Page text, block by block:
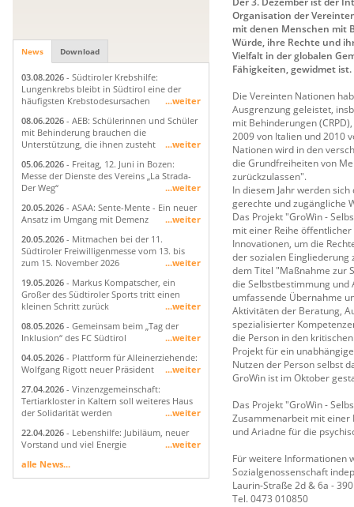
News Download
03.08.2026 - Südtiroler Krebshilfe:
Lungenkrebs bleibt in Südtirol eine der
häufigsten Krebstodesursachen
...weiter
08.06.2026 - AEB: Schülerinnen und Schüler
mit Behinderung brauchen die
Unterstützung, die ihnen zusteht
...weiter
05.06.2026 - Freitag, 12. Juni in Bozen:
Messe der Dienste des Vereins „La Strada-
Der Weg“
...weiter
20.05.2026 - ASAA: Sente-Mente - Ein neuer
Ansatz im Umgang mit Demenz
...weiter
20.05.2026 - Mitmachen bei der 11.
Südtiroler Freiwilligenmesse vom 13. bis
zum 15. November 2026
...weiter
19.05.2026 - Markus Kompatscher, ein
Großer des Südtiroler Sports tritt einen
kleinen Schritt zurück
...weiter
08.05.2026 - Gemeinsam beim „Tag der
Inklusion“ des FC Südtirol
...weiter
04.05.2026 - Plattform für Alleinerziehende:
Wolfgang Rigott neuer Präsident
...weiter
27.04.2026 - Vinzenzgemeinschaft:
Tertiarkloster in Kaltern soll weiteres Haus
der Solidarität werden
...weiter
22.04.2026 - Lebenshilfe: Jubiläum, neuer
Vorstand und viel Energie
...weiter
alle News...
Organisation der
mit denen Menschen mit
Würde, ihre Rechte und
Vielfalt in der globalen
Fähigkeiten, gewidmet ist.
Die Vereinten Nationen
Ausgrenzung geleistet,
mit Behinderungen
2009 von Italien und 2010
Nationen wird in den
die Grundfreiheiten von
zurückzulassen".
In diesem Jahr werden
gerechte und zugängliche
Das Projekt "GroWin -
mit einer Reihe
Innovationen, um die
der sozialen
dem Titel "Maßnahme zur
die Selbstbestimmung
umfassende Übernahme
Aktivitäten der Beratung,
spezialisierter
die Person in den
Projekt für ein
Nutzen der Person selbst
GroWin ist im Oktober
Das Projekt "GroWin -
Zusammenarbeit mit einer
und Ariadne für die
Für weitere Informationen
Sozialgenossenschaft
Laurin-Straße 2d & 6a -
Tel. 0473 010850